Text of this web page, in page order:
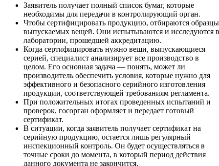
Заявитель получает полный список бумаг, которые
необходимы для передачи в контролирующий орган.
Чтобы сертифицировать продукцию, отбираются образцы
выпускаемых вещей. Они испытываются и исследуются в
лаборатории, прошедшей аккредитацию.
Когда сертифицировать нужно вещи, выпускающиеся
серией, специалист анализирует все производство в
целом. Его основная задача — понять, может ли
производитель обеспечить условия, которые нужно для
эффективного и безопасного серийного изготовления
продукции, соответствующей требованиям регламента.
При положительных итогах проведенных испытаний и
проверок, госорган оформляет и передает готовый
сертификат.
В ситуации, когда заявитель получает сертификат на
серийную продукцию, остается лишь регулярный
инспекционный контроль. Он будет осуществляться в
точные сроки до момента, в который период действия
данного документа не закончится.